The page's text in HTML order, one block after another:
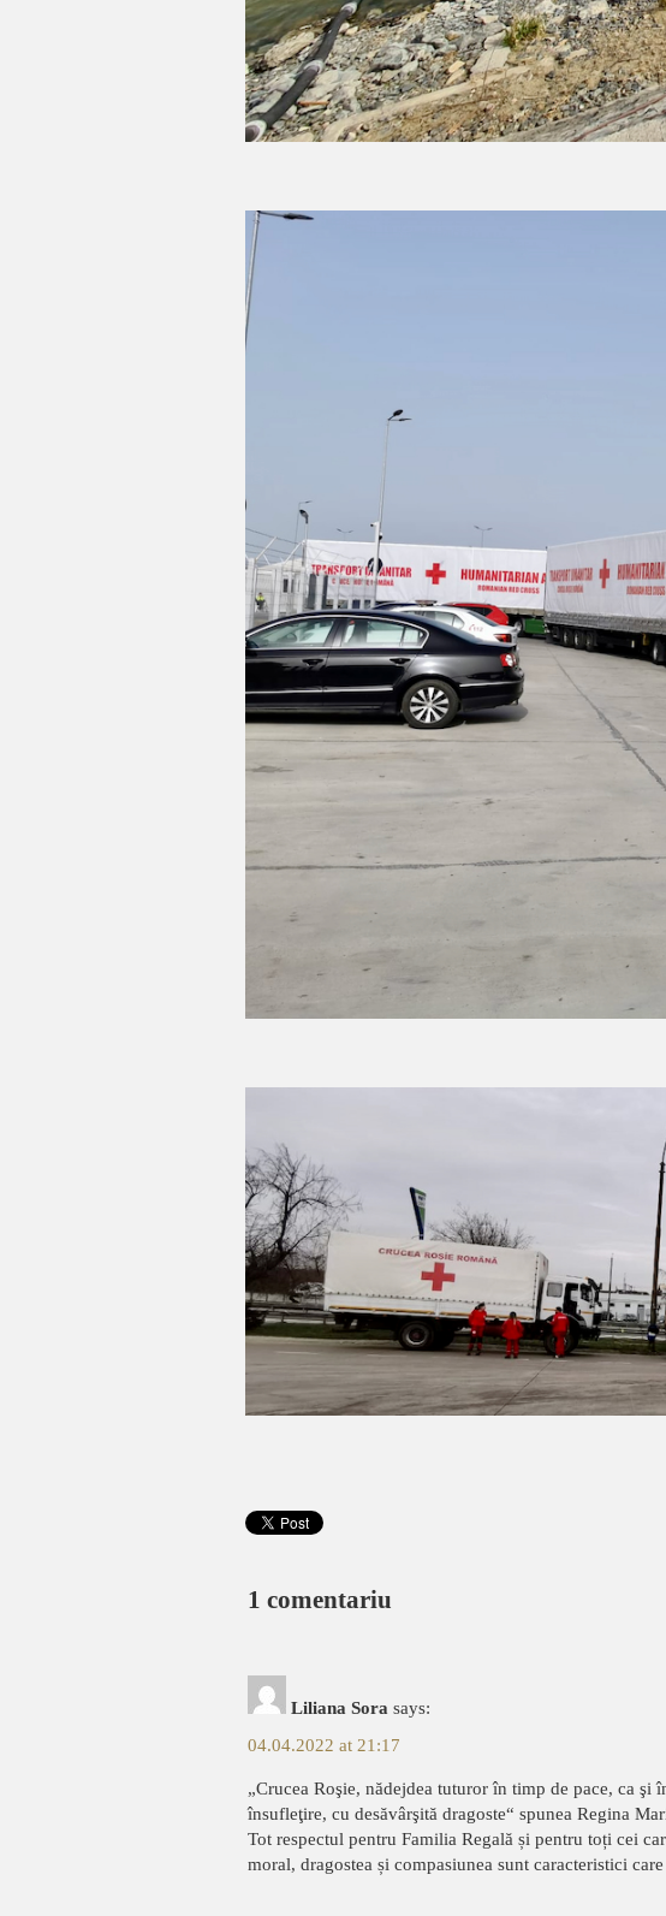
1 comentariu
Liliana Sora says:
04.04.2022 at 21:17
„Crucea Roşie, nădejdea tuturor în timp de pace, ca
însufleţire, cu desăvârşită dragoste“ spunea Regina
Tot respectul pentru Familia Regală și pentru toți cei
moral, dragostea și compasiunea sunt caracteristici